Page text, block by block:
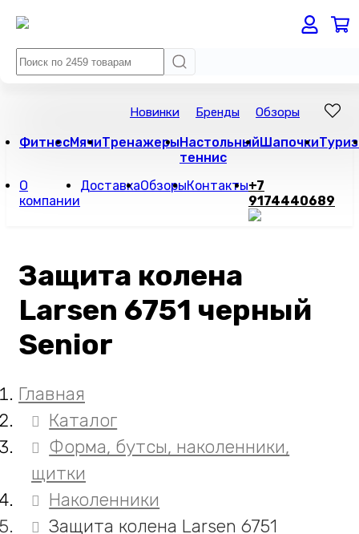
Новинки Бренды Обзоры
ФитнесМячиТренажерыНастольный
теннис
Шапочки
О
компании
ДоставкаОбзорыКонтакты+7
9174440689
Защита колена
Larsen 6751 черный
Senior
Главная
Каталог
Форма, бутсы, наколенники,
щитки
Наколенники
Защита колена Larsen 6751